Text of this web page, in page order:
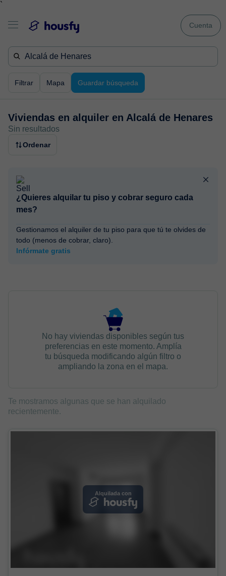
`
Cuenta
Filtrar Mapa Guardar búsqueda
Viviendas en alquiler en Alcalá de Henares
Sin resultados
Ordenar
¿Quieres alquilar tu piso y cobrar seguro cada
mes?
Gestionamos el alquiler de tu piso para que tú te olvides de
todo (menos de cobrar, claro).
Infórmate gratis
No hay viviendas disponibles según tus
preferencias en este momento. Amplía
tu búsqueda modificando algún filtro o
ampliando la zona en el mapa.
Te mostramos algunas que se han alquilado
recientemente.
Alquilada con